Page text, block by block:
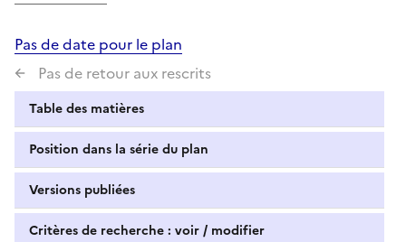
Pas de date pour le plan
Pas de retour aux rescrits
Table des matières
Position dans la série du plan
Versions publiées
Critères de recherche : voir / modifier